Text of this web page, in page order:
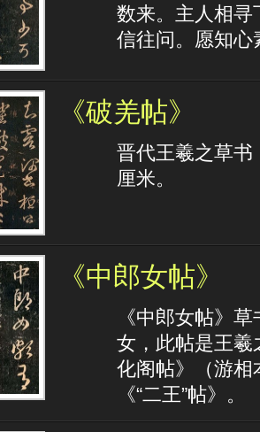
数来。主人相寻
信往问。愿知心
《破羌帖》
晋代王羲之草书
厘米。
《中郎女帖》
《中郎女帖》
女，此帖是王羲
化阁帖》（游相
《“二王”帖》。